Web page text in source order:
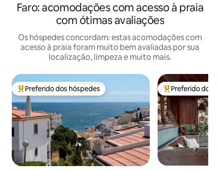
Faro: acomodações com acesso à praia
com ótimas avaliações
Os hóspedes concordam: estas acomodações com
acesso à praia foram muito bem avaliadas por sua
localização, limpeza e muito mais.
Entre os melhores preferidos dos hóspedes
Preferido dos hóspedes Entre os
Preferido dos